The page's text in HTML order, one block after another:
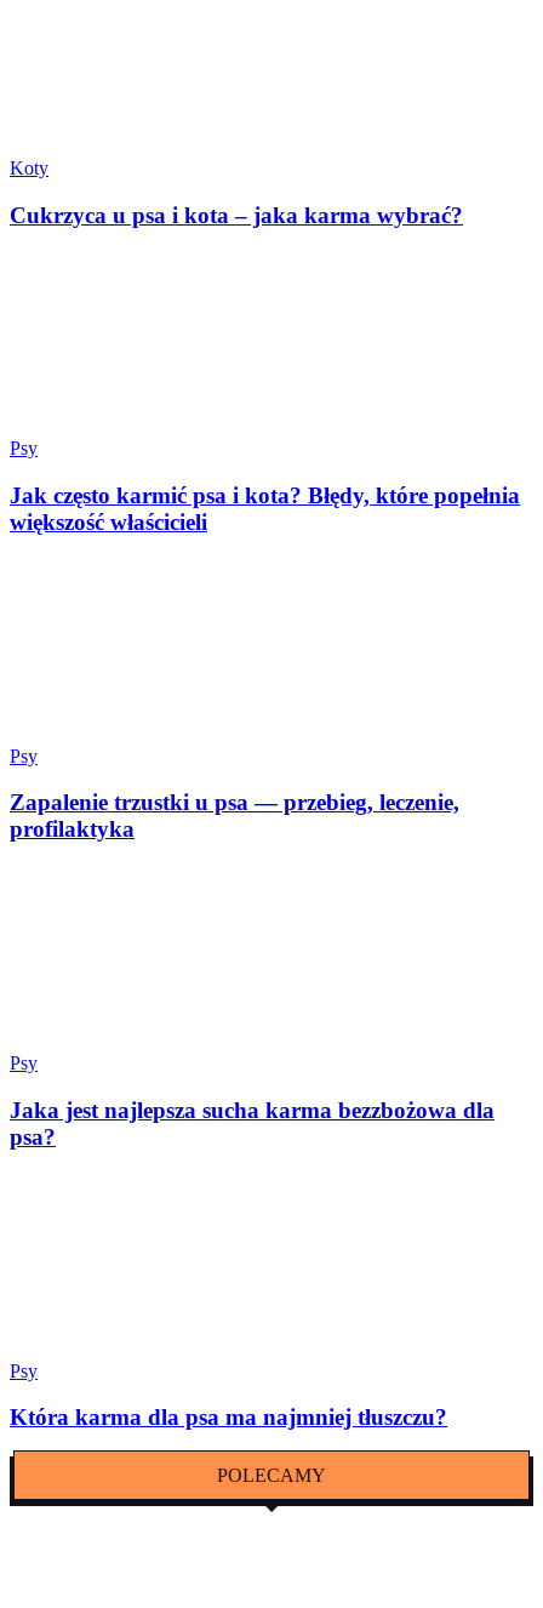
Koty
Cukrzyca u psa i kota – jaka karma wybrać?
Psy
Jak często karmić psa i kota? Błędy, które popełnia
większość właścicieli
Psy
Zapalenie trzustki u psa — przebieg, leczenie,
profilaktyka
Psy
Jaka jest najlepsza sucha karma bezzbożowa dla
psa?
Psy
Która karma dla psa ma najmniej tłuszczu?
POLECAMY